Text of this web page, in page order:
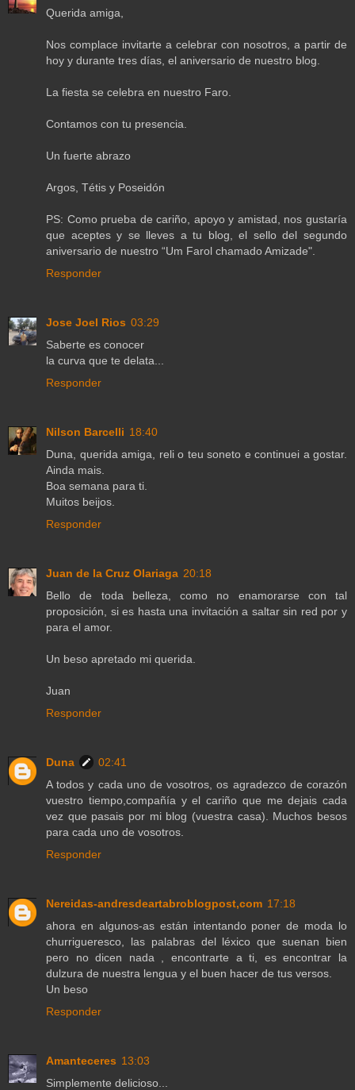
Querida amiga,
Nos complace invitarte a celebrar con nosotros, a partir de
hoy y durante tres días, el aniversario de nuestro blog.
La fiesta se celebra en nuestro Faro.
Contamos con tu presencia.
Un fuerte abrazo
Argos, Tétis y Poseidón
PS: Como prueba de cariño, apoyo y amistad, nos gustaría
que aceptes y se lleves a tu blog, el sello del segundo
aniversario de nuestro “Um Farol chamado Amizade".
Responder
Jose Joel Rios 03:29
Saberte es conocer
la curva que te delata...
Responder
Nilson Barcelli 18:40
Duna, querida amiga, reli o teu soneto e continuei a gostar.
Ainda mais.
Boa semana para ti.
Muitos beijos.
Responder
Juan de la Cruz Olariaga 20:18
Bello de toda belleza, como no enamorarse con tal
proposición, si es hasta una invitación a saltar sin red por y
para el amor.
Un beso apretado mi querida.
Juan
Responder
Duna
02:41
A todos y cada uno de vosotros, os agradezco de corazón
vuestro tiempo,compañía y el cariño que me dejais cada
vez que pasais por mi blog (vuestra casa). Muchos besos
para cada uno de vosotros.
Responder
Nereidas-andresdeartabroblogpost,com 17:18
ahora en algunos-as están intentando poner de moda lo
churrigueresco, las palabras del léxico que suenan bien
pero no dicen nada , encontrarte a ti, es encontrar la
dulzura de nuestra lengua y el buen hacer de tus versos.
Un beso
Responder
Amanteceres 13:03
Simplemente delicioso...